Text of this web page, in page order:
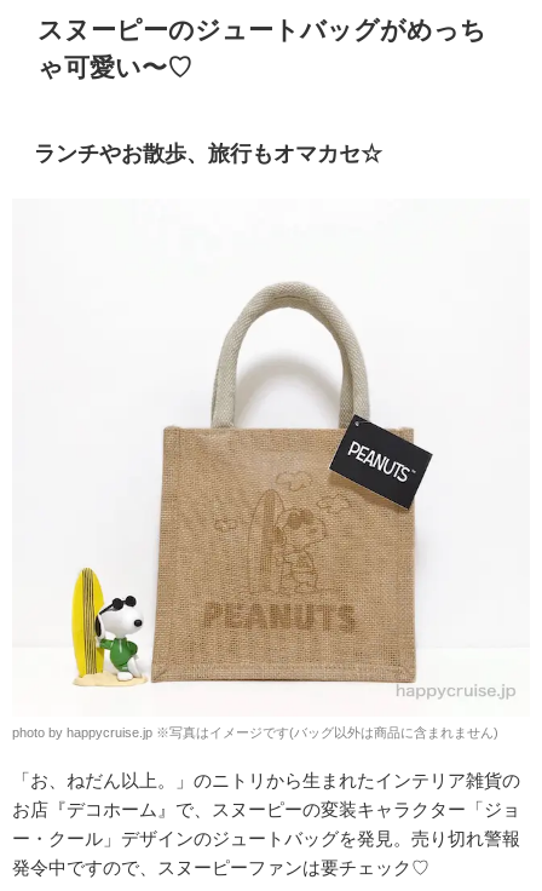
スヌーピーのジュートバッグがめっち
ゃ可愛い〜♡
ランチやお散歩、旅行もオマカセ☆
photo by happycruise.jp ※写真はイメージです(バッグ以外は商品に含まれません)
「お、ねだん以上。」のニトリから生まれたインテリア雑貨の
お店『デコホーム』で、スヌーピーの変装キャラクター「ジョ
ー・クール」デザインのジュートバッグを発見。売り切れ警報
発令中ですので、スヌーピーファンは要チェック♡